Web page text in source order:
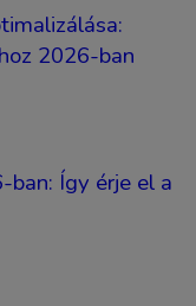
2026-ban
ban: Így érje el a